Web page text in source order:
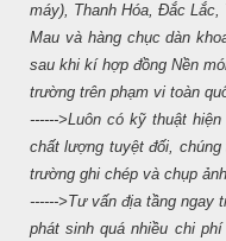
máy), Thanh Hóa, Đắc
Mau và hàng chục dàn
sau khi kí hợp đồng Nền
trường trên phạm vi toàn
------>Luôn có kỹ thuật
chất lượng tuyệt đối,
trường ghi chép và chụp
------>Tư vấn địa tầng ngay
phát sinh quá nhiều chi